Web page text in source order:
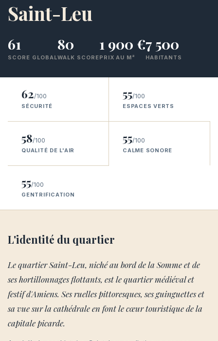
Saint-Leu
61
SCORE GLOBAL
80
WALK SCORE
1 900 €
PRIX AU M²
7 500
HABITANTS
62/100
SÉCURITÉ
55/100
ESPACES VERTS
58/100
QUALITÉ DE L'AIR
55/100
CALME SONORE
55/100
GENTRIFICATION
L'identité du quartier
Le quartier Saint-Leu, niché au bord de la Somme et de
ses hortillonnages flottants, est le quartier médiéval et
festif d'Amiens. Ses ruelles pittoresques, ses guinguettes et
sa vue sur la cathédrale en font le cœur touristique de la
capitale picarde.